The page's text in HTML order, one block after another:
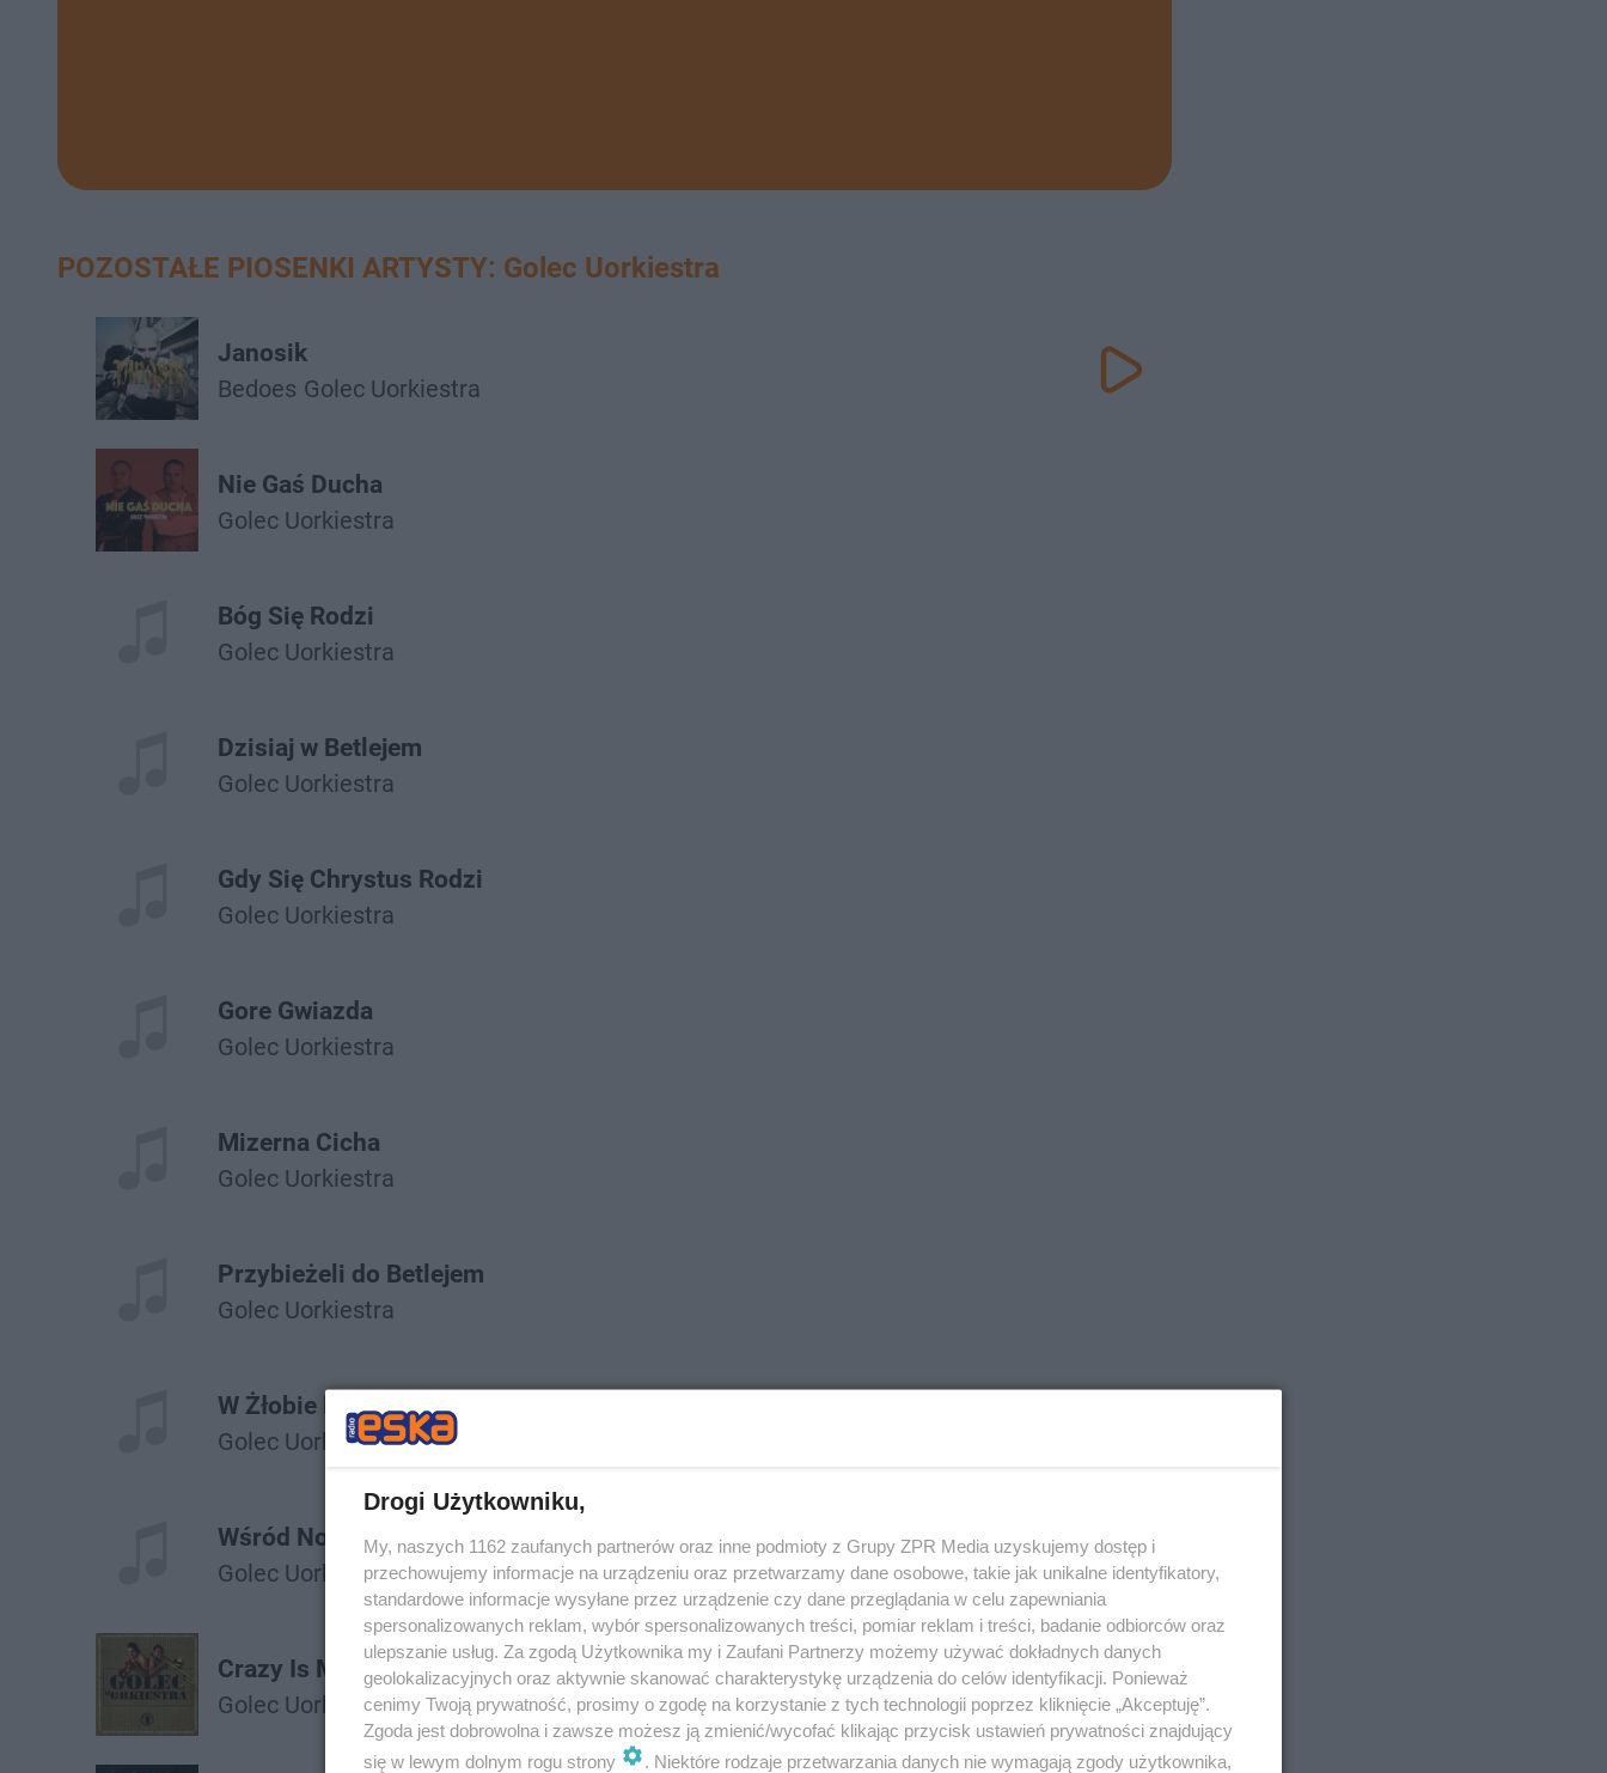
POZOSTAŁE PIOSENKI ARTYSTY: Golec Uorkiestra
Janosik
Bedoes Golec Uorkiestra
Nie Gaś Ducha
Golec Uorkiestra
Bóg Się Rodzi
Golec Uorkiestra
Dzisiaj w Betlejem
Golec Uorkiestra
Gdy Się Chrystus Rodzi
Golec Uorkiestra
Gore Gwiazda
Golec Uorkiestra
Mizerna Cicha
Golec Uorkiestra
Przybieżeli do Betlejem
Golec Uorkiestra
W Żłobie Leży
Golec Uorkiestra
Wśród Nocnej Ciszy
Golec Uorkiestra
Crazy Is My Life
Golec Uorkiestra
Drogi Użytkowniku,
My, naszych 1162 zaufanych partnerów oraz inne podmioty z Grupy ZPR Media uzyskujemy dostęp i
przechowujemy informacje na urządzeniu oraz przetwarzamy dane osobowe, takie jak unikalne identyfikatory,
standardowe informacje wysyłane przez urządzenie czy dane przeglądania w celu zapewniania
spersonalizowanych reklam, wybór spersonalizowanych treści, pomiar reklam i treści, badanie odbiorców oraz
ulepszanie usług. Za zgodą Użytkownika my i Zaufani Partnerzy możemy używać dokładnych danych
geolokalizacyjnych oraz aktywnie skanować charakterystykę urządzenia do celów identyfikacji. Ponieważ
cenimy Twoją prywatność, prosimy o zgodę na korzystanie z tych technologii poprzez kliknięcie „Akceptuję”.
Zgoda jest dobrowolna i zawsze możesz ją zmienić/wycofać klikając przycisk ustawień prywatności znajdujący
się w lewym dolnym rogu strony
. Niektóre rodzaje przetwarzania danych nie wymagają zgody użytkownika,